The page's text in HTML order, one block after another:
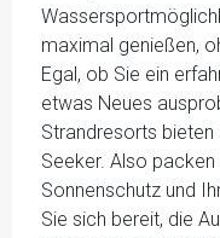
maximal genießen,
Egal, ob Sie ein
etwas Neues
Strandresorts bieten
Seeker. Also
Sonnenschutz und
Sie sich bereit, die